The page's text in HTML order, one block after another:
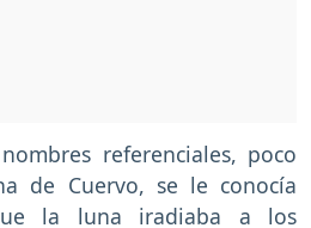
referenciales, poco
de Cuervo, se le conocía
la luna iradiaba a los